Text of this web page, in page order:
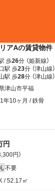
アAの賃貸物件
歩26分 （姫新線）
駅 歩23分 （津山線）
駅 歩28分 （津山線）
津山市平福
年10ヶ月 / 鉄骨
円
円）
不要
/ 52.17㎡